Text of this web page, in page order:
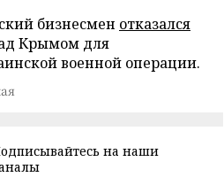
бизнесмен отказался
Крымом для
военной операции.
на наши